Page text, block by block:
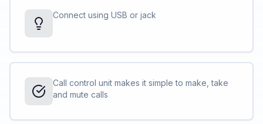
Connect using USB or jack
Call control unit makes it simple to make, take
and mute calls